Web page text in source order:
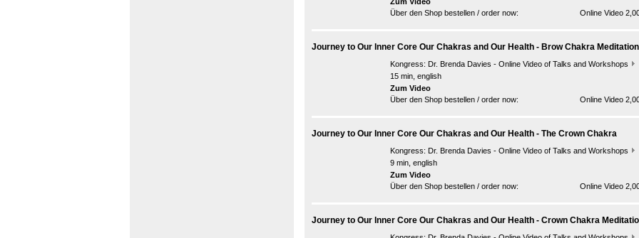
Über den Shop bestellen / order now:
Online Video
Journey to Our Inner Core Our Chakras and Our Health - Brow Chakra Meditation
Kongress: Dr. Brenda Davies - Online Video of Talks and Workshops
15 min, english
Zum Video
Über den Shop bestellen / order now:
Online Video
Journey to Our Inner Core Our Chakras and Our Health - The Crown Chakra
Kongress: Dr. Brenda Davies - Online Video of Talks and Workshops
9 min, english
Zum Video
Über den Shop bestellen / order now:
Online Video
Journey to Our Inner Core Our Chakras and Our Health - Crown Chakra